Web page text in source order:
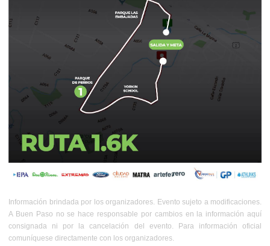
Información brindada por los organizadores. Evento sujeto a modificaciones.
A Buen Paso no se hace responsable por cambios en la información aquí
consignada ni por la cancelación del evento. Para información oficial
comuníquese directamente con los organizadores.